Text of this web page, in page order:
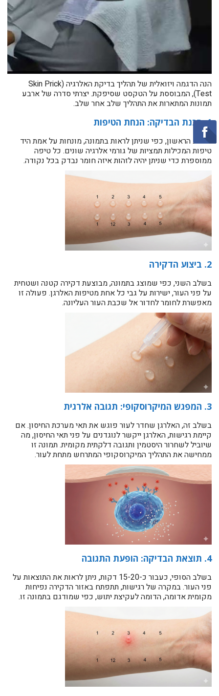
הנה הדגמה ויזואלית של תהליך בדיקת האלרגיה (Skin Prick
Test), המבוססת על הטקסט שסיפקת. יצרתי סדרה של ארבע
תמונות המתארות את התהליך שלב אחר שלב.
1. הכנת הבדיקה: הנחת הטיפות
בשלב הראשון, כפי שניתן לראות בתמונה, מונחות על אמת היד
טיפות המכילות תמציות של גורמי אלרגיה שונים. כל טיפה
ממוספרת כדי שניתן יהיה לזהות איזה חומר נבדק בכל נקודה.
2. ביצוע הדקירה
בשלב השני, כפי שמוצג בתמונה, מבוצעת דקירה קטנה ושטחית
על פני העור, ישירות על גבי כל אחת מטיפות האלרגן. פעולה זו
מאפשרת לחומר לחדור אל שכבת העור העליונה.
3. המפגש המיקרוסקופי: תגובה אלרגית
בשלב זה, האלרגן שחדר לעור פוגש את תאי מערכת החיסון. אם
קיימת רגישות, האלרגן ייקשר לנוגדנים על פני תאי החיסון, מה
שיוביל לשחרור היסטמין ותגובה דלקתית מקומית. תמונה זו
ממחישה את התהליך המיקרוסקופי המתרחש מתחת לעור.
4. תוצאת הבדיקה: הופעת התגובה
בשלב הסופי, כעבור כ-15-20 דקות, ניתן לראות את התוצאות על
פני העור. במקרה של רגישות, תתפתח באזור הדקירה נפיחות
מקומית אדומה, הדומה לעקיצת יתוש, כפי שמודגם בתמונה זו.